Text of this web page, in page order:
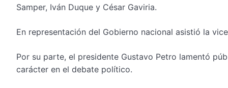
Samper, Iván Duque y César Gaviria.
En representación del Gobierno nacional asistió la
Por su parte, el presidente Gustavo Petro lamentó
carácter en el debate político.